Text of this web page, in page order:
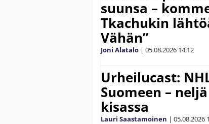
suunsa –
Tkachukin
Vähän”
Joni Alatalo | 05.08.2026 14:12
Urheilucast:
Suomeen –
kisassa
Lauri Saastamoinen | 05.08.2026